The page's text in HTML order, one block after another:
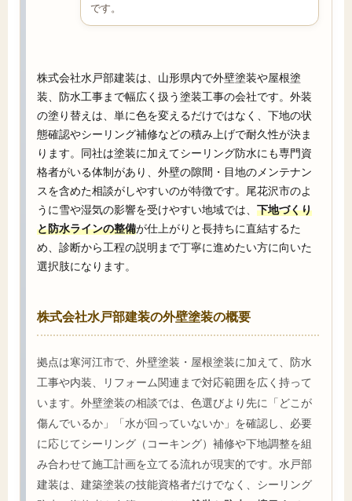
です。
株式会社水戸部建装は、山形県内で外壁塗装や屋根塗
装、防水工事まで幅広く扱う塗装工事の会社です。外装
の塗り替えは、単に色を変えるだけではなく、下地の状
態確認やシーリング補修などの積み上げで耐久性が決ま
ります。同社は塗装に加えてシーリング防水にも専門資
格者がいる体制があり、外壁の隙間・目地のメンテナン
スを含めた相談がしやすいのが特徴です。尾花沢市のよ
うに雪や湿気の影響を受けやすい地域では、 下地づくり
と防水ラインの整備が仕上がりと長持ちに直結するた
め、診断から工程の説明まで丁寧に進めたい方に向いた
選択肢になります。
株式会社水戸部建装の外壁塗装の概要
拠点は寒河江市で、外壁塗装・屋根塗装に加えて、防水
工事や内装、リフォーム関連まで対応範囲を広く持って
います。外壁塗装の相談では、色選びより先に「どこが
傷んでいるか」「水が回っていないか」を確認し、必要
に応じてシーリング（コーキング）補修や下地調整を組
み合わせて施工計画を立てる流れが現実的です。水戸部
建装は、建築塗装の技能資格者だけでなく、シーリング